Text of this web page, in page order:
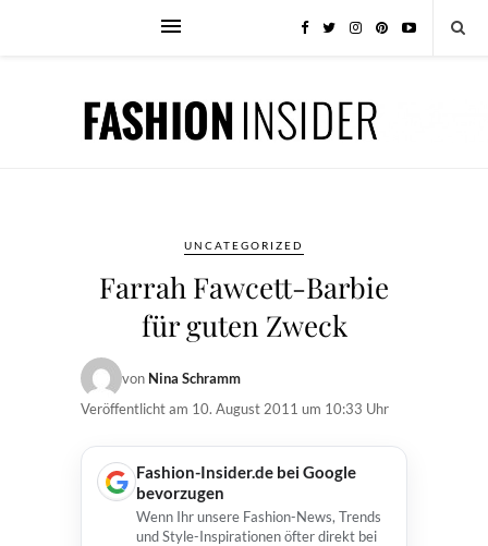
UNCATEGORIZED
Farrah Fawcett-Barbie
für guten Zweck
von Nina Schramm
Veröffentlicht am 10. August 2011 um 10:33 Uhr
Fashion-Insider.de bei Google
bevorzugen
Wenn Ihr unsere Fashion-News, Trends
und Style-Inspirationen öfter direkt bei